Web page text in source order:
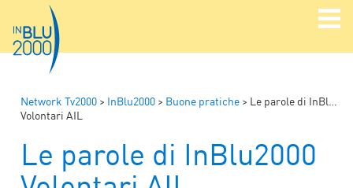
Network Tv2000 > InBlu2000 > Buone pratiche > Le parole di InBlu2000
Volontari AIL
Le parole di InBlu2000